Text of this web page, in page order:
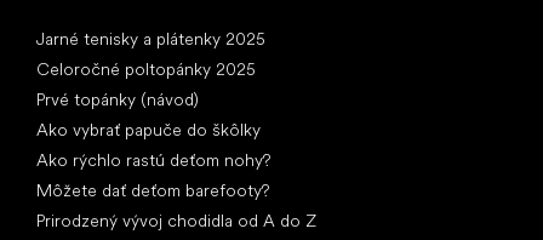
Jarné tenisky a plátenky 2025
Celoročné poltopánky 2025
Prvé topánky (návod)
Ako vybrať papuče do škôlky
Ako rýchlo rastú deťom nohy?
Môžete dať deťom barefooty?
Prirodzený vývoj chodidla od A do Z